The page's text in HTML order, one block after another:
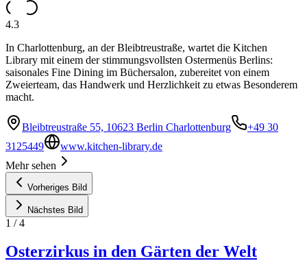
4.3
In Charlottenburg, an der Bleibtreustraße, wartet die Kitchen
Library mit einem der stimmungsvollsten Ostermenüs Berlins:
saisonales Fine Dining im Büchersalon, zubereitet von einem
Zweierteam, das Handwerk und Herzlichkeit zu etwas Besonderem
macht.
Bleibtreustraße 55, 10623 Berlin Charlottenburg
+49 30
3125449
www.kitchen-library.de
Mehr sehen
Vorheriges Bild
Nächstes Bild
1 /4
Osterzirkus in den Gärten der Welt